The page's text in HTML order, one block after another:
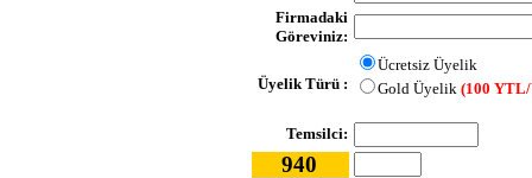
Firmadaki
Göreviniz:
Üyelik Türü :
Ücretsiz Üyelik
Gold Üyelik(100
Temsilci:
940